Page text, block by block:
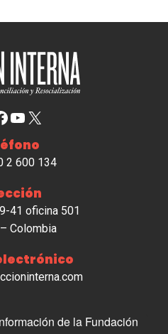
YouTube X
2 600 134
41 oficina 501
Colombia